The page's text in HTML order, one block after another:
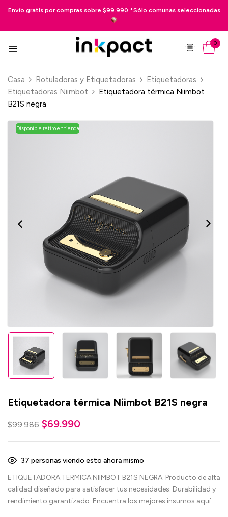
Envío gratis por compras sobre $99.990 *Sólo comunas seleccionadas
0
Casa Rotuladoras y Etiquetadoras
Etiquetadoras
Etiquetadoras Niimbot
Etiquetadora térmica Niimbot
B21S negra
Disponible retiro en tienda
Etiquetadora térmica Niimbot B21S negra
$99.986 $69.990
38 personas viendo esto ahora mismo
ETIQUETADORA TERMICA NIIMBOT B21S NEGRA. Producto de alta
calidad diseñado para satisfacer tus necesidades. Durabilidad y
rendimiento garantizado. Encuentra los mejores insumos aquí.